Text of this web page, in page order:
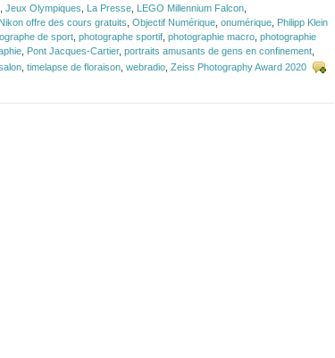
Jeux Olympiques La Presse LEGO Millennium Falcon
Nikon offre des cours gratuits Objectif Numérique onumérique Philipp Klein
de sport photographe sportif photographie macro photographie
Pont Jacques-Cartier, portraits amusants de gens en confinement
timelapse de floraison webradio Zeiss Photography Award 2020